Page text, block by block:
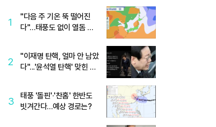
1
"다음 주 기온 뚝 떨어진
다"…태풍도 없이 열돔 박
2
"이재명 탄핵, 얼마 안 남았
다"...'윤석열 탄핵' 맞힌 무
3
태풍 '돌핀'·'찬홈' 한반도
빗겨간다…예상 경로는?